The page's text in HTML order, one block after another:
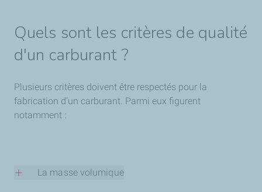
Quels sont les critères de qualité
d'un carburant ?
Plusieurs critères doivent être respectés pour la
fabrication d’un carburant. Parmi eux figurent
notamment :
La masse volumique